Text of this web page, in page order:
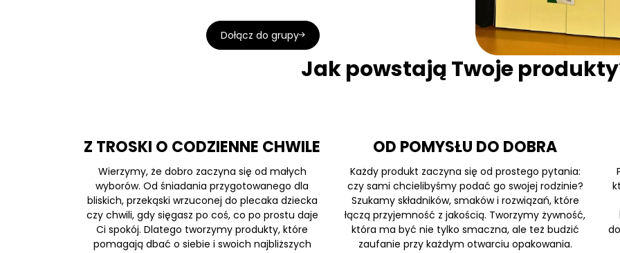
Dołącz do grupy
Jak powstają Twoje
Z TROSKI O CODZIENNE CHWILE
Wierzymy, że dobro zaczyna się od małych
wyborów. Od śniadania przygotowanego dla
bliskich, przekąski wrzuconej do plecaka dziecka
czy chwili, gdy sięgasz po coś, co po prostu daje
Ci spokój. Dlatego tworzymy produkty, które
pomagają dbać o siebie i swoich najbliższych
OD POMYSŁU DO DOBRA
Każdy produkt zaczyna się od prostego pytania:
czy sami chcielibyśmy podać go swojej rodzinie?
Szukamy składników, smaków i rozwiązań, które
łączą przyjemność z jakością. Tworzymy żywność,
która ma być nie tylko smaczna, ale też budzić
zaufanie przy każdym otwarciu opakowania.